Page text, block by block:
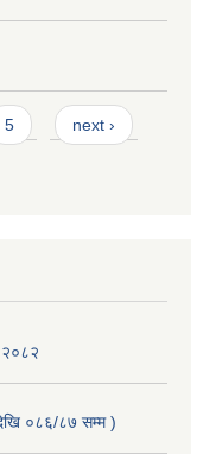
5 next ›
२०८२
०८६/८७ सम्म )